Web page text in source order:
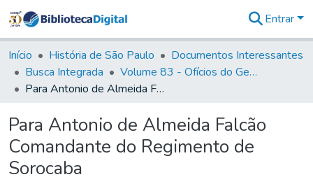
&
Coleções
Tudo na
Biblioteca
Estatísticas
Entrar
Início História de São Paulo
Documentos Interessantes
Busca Integrada
Volume 83 - Ofícios do General Martim Lopes Lobo de Saldanha (Governador da Capitania): 1780- 1782
Para Antonio de Almeida Falcão Comandante do Regimento de Sorocaba
Para Antonio de Almeida Falcão
Comandante do Regimento de
Sorocaba